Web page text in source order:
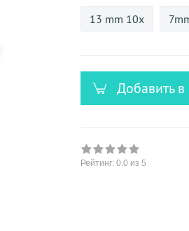
13 mm 10x
Добавить
Рейтинг: 0.0 из 5